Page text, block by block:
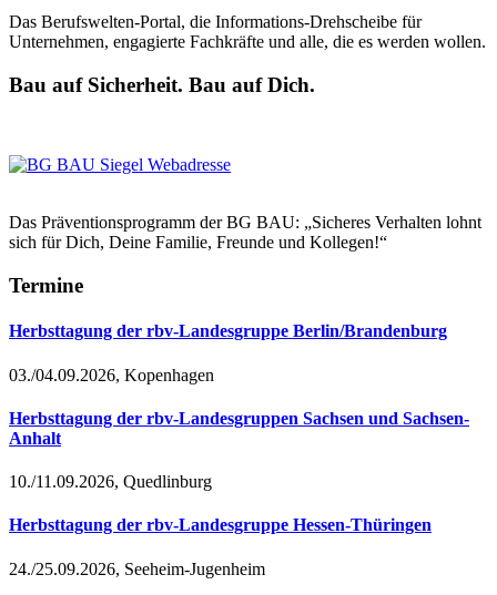
Das Berufswelten-Portal, die Informations-Drehscheibe für
Unternehmen, engagierte Fachkräfte und alle, die es werden wollen.
Bau auf Sicherheit. Bau auf Dich.
Das Präventionsprogramm der BG BAU: „Sicheres Verhalten lohnt
sich für Dich, Deine Familie, Freunde und Kollegen!“
Termine
Herbsttagung der rbv-Landesgruppe Berlin/Brandenburg
03./04.09.2026, Kopenhagen
Herbsttagung der rbv-Landesgruppen Sachsen und Sachsen-
Anhalt
10./11.09.2026, Quedlinburg
Herbsttagung der rbv-Landesgruppe Hessen-Thüringen
24./25.09.2026, Seeheim-Jugenheim